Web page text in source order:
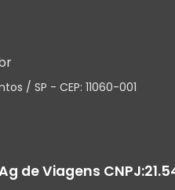
/ SP - CEP: 11060-001
de Viagens CNPJ: